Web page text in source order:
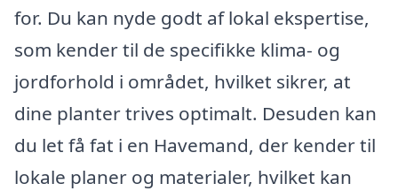
for. Du kan nyde godt af lokal ekspertise,
som kender til de specifikke klima- og
jordforhold i området, hvilket sikrer, at
dine planter trives optimalt. Desuden kan
du let få fat i en Havemand, der kender til
lokale planer og materialer, hvilket kan